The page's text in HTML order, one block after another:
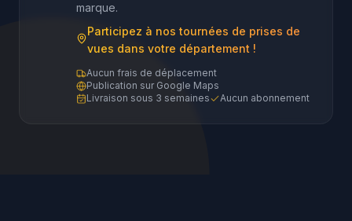
marque.
Participez à nos tournées de prises de
vues dans votre département !
Aucun frais de déplacement
Publication sur Google Maps
Livraison sous 3 semaines
Aucun abonnement